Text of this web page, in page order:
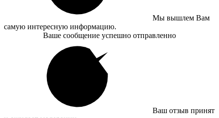
Мы вышлем Вам
самую интересную информацию.
Ваше сообщение успешно отправленно
Ваш отзыв принят